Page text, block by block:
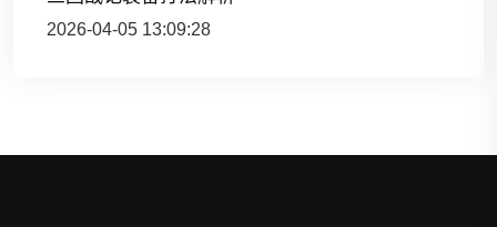
2026-04-05 13:09:28